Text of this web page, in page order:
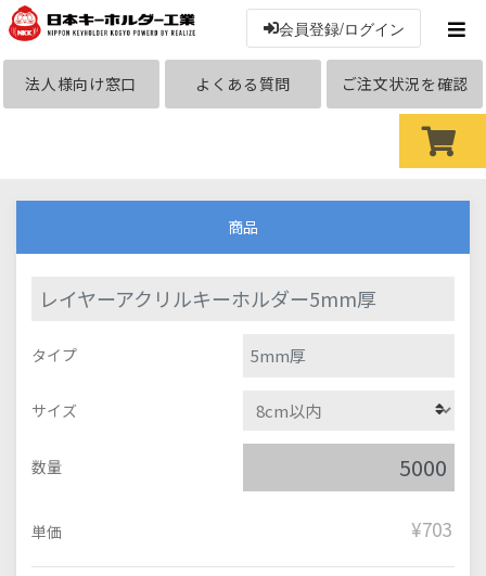
会員登録/ログイン
法人様向け窓口 よくある質問 ご注文状況を確認
商品
レイヤーアクリルキーホルダー5mm厚
タイプ 5mm厚
サイズ
数量
単価 ¥703